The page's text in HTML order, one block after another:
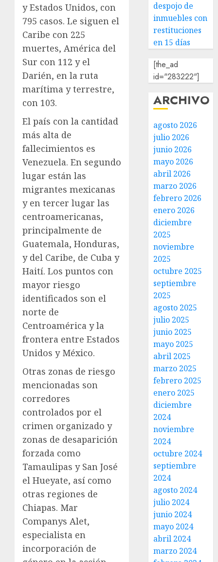
y Estados Unidos, con
795 casos. Le siguen el
Caribe con 225
muertes, América del
Sur con 112 y el
Darién, en la ruta
marítima y terrestre,
con 103.
El país con la cantidad
más alta de
fallecimientos es
Venezuela. En segundo
lugar están las
migrantes mexicanas
y en tercer lugar las
centroamericanas,
principalmente de
Guatemala, Honduras,
y del Caribe, de Cuba y
Haití. Los puntos con
mayor riesgo
identificados son el
norte de
Centroamérica y la
frontera entre Estados
Unidos y México.
Otras zonas de riesgo
mencionadas son
corredores
controlados por el
crimen organizado y
zonas de desaparición
forzada como
Tamaulipas y San José
el Hueyate, así como
otras regiones de
Chiapas. Mar
Companys Alet,
especialista en
incorporación de
despojo de
inmuebles con
restituciones
en 15 días
[the_ad
id="283222"]
ARCHIVO
agosto 2026
julio 2026
junio 2026
mayo 2026
abril 2026
marzo 2026
febrero 2026
enero 2026
diciembre
2025
noviembre
2025
octubre 2025
septiembre
2025
agosto 2025
julio 2025
junio 2025
mayo 2025
abril 2025
marzo 2025
febrero 2025
enero 2025
diciembre
2024
noviembre
2024
octubre 2024
septiembre
2024
agosto 2024
julio 2024
junio 2024
mayo 2024
abril 2024
marzo 2024